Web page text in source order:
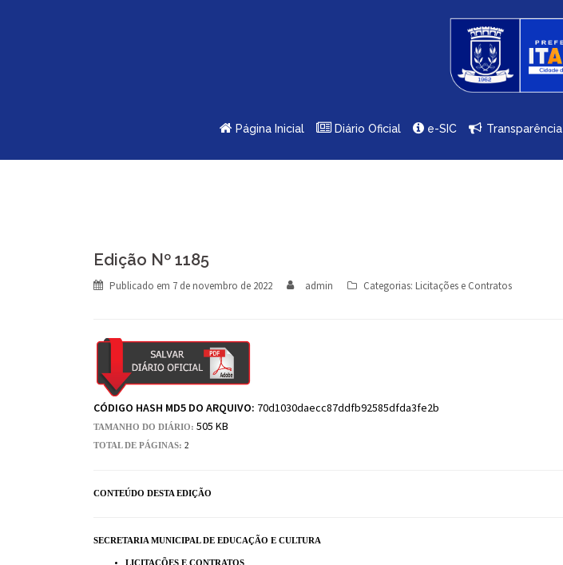
Página Inicial Diário Oficial e-SIC Transparência
Edição Nº 1185
Publicado em 7 de novembro de 2022 admin Categorias: Licitações e Contratos
CÓDIGO HASH MD5 DO ARQUIVO: 70d1030daecc87ddfb92585dfda3fe2b
TAMANHO DO DIÁRIO: 505 KB
TOTAL DE PÁGINAS: 2
CONTEÚDO DESTA EDIÇÃO
SECRETARIA MUNICIPAL DE EDUCAÇÃO E CULTURA
LICITAÇÕES E CONTRATOS